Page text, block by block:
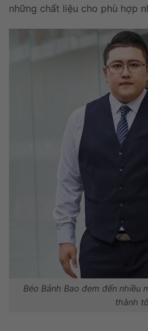
những chất liệu cho phù hợp
Béo Bảnh Bao đem đến nhiều
thành